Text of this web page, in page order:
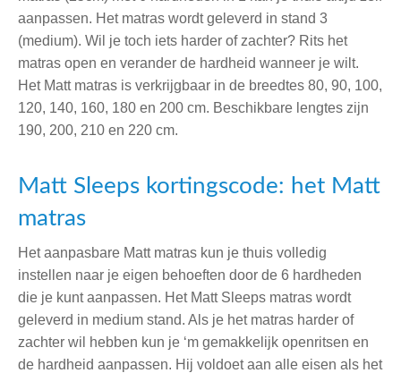
aanpassen. Het matras wordt geleverd in stand 3
(medium). Wil je toch iets harder of zachter? Rits het
matras open en verander de hardheid wanneer je wilt.
Het Matt matras is verkrijgbaar in de breedtes 80, 90, 100,
120, 140, 160, 180 en 200 cm. Beschikbare lengtes zijn
190, 200, 210 en 220 cm.
Matt Sleeps kortingscode: het Matt
matras
Het aanpasbare Matt matras kun je thuis volledig
instellen naar je eigen behoeften door de 6 hardheden
die je kunt aanpassen. Het Matt Sleeps matras wordt
geleverd in medium stand. Als je het matras harder of
zachter wil hebben kun je ‘m gemakkelijk openritsen en
de hardheid aanpassen. Hij voldoet aan alle eisen als het